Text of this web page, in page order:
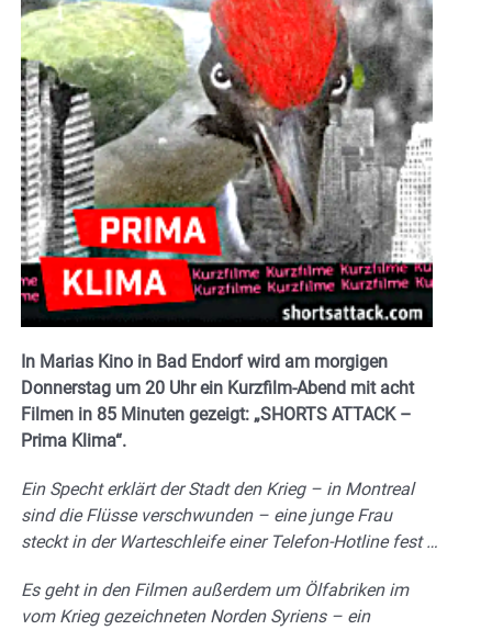
In Marias Kino in Bad Endorf wird am morgigen
Donnerstag um 20 Uhrein Kurzfilm-Abend mit acht
Filmen in 85 Minuten gezeigt: „SHORTS ATTACK –
Prima Klima“.
Ein Specht erklärt der Stadt den Krieg – in Montreal
sind die Flüsse verschwunden – eine junge Frau
steckt in der Warteschleife einer Telefon-Hotline fest …
Es geht in den Filmen außerdem um Ölfabriken im
vom Krieg gezeichneten Norden Syriens – ein